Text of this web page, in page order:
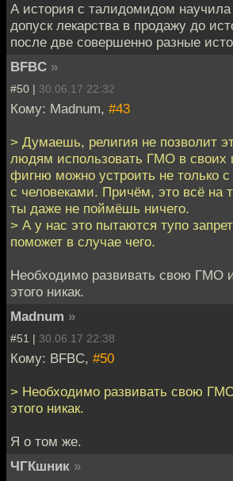
А история с талидомидом
допуск лекарства в продажу до
после две совершенно разные
BFBC »
#50 | 30.06.17 22:32
Кому: Madnum, #43
> Думаешь, религия не позволит
людям использовать ГМО в своих
фигню можно устроить не только
с человеками. Причём, это всё на
ты даже не поймёшь ничего.
> А у нас это пытаются тупо
поможет в случае чего.
Необходимо развивать свою ГМО
этого никак.
Madnum »
#51 | 30.06.17 22:38
Кому: BFBC, #50
> Необходимо развивать свою
этого никак.
Я о том же.
ЧГКшник »